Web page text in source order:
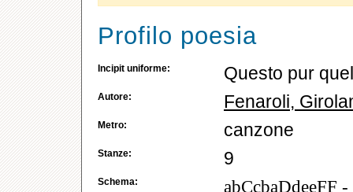
Profilo poesia
Incipit uniforme: Questo pur
Autore: Fenaroli,
Metro: canzone
Stanze: 9
Schema: abCcbaDdeeFF